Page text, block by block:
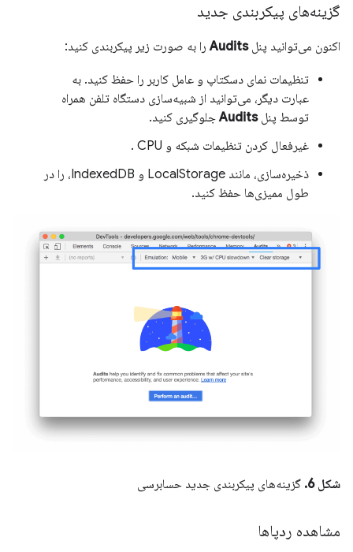
گزینه‌های پیکربندی جدید
اکنون می‌توانید پنلAuditsرا به صورت زیر پیکربندی کنید:
تنظیمات نمای دسکتاپ و عامل کاربر را حفظ کنید. به
عبارت دیگر، می‌توانید از شبیه‌سازی دستگاه تلفن همراه
توسط پنلAuditsجلوگیری کنید.
غیرفعال کردن تنظیمات شبکه و CPU .
ذخیره‌سازی، مانند LocalStorage و IndexedDB، را در
طول ممیزی‌ها حفظ کنید.
شکل 6. گزینه‌های پیکربندی جدید حسابرسی
مشاهده ردپاها